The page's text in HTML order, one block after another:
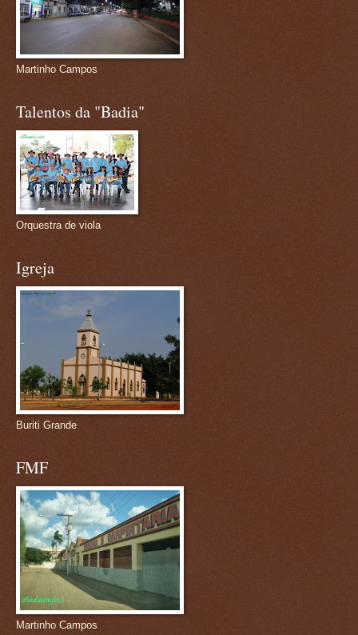
Martinho Campos
Talentos da "Badia"
Orquestra de viola
Igreja
Buriti Grande
FMF
Martinho Campos